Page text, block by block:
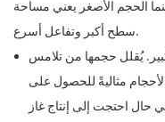
الحجم الأصغر يعني مساحة
سطح أكبر وتفاعل أسرع.
كبير. يُقلل حجمها من تلامس
مثاليةً للحصول على
حال احتجت إلى إنتاج غاز